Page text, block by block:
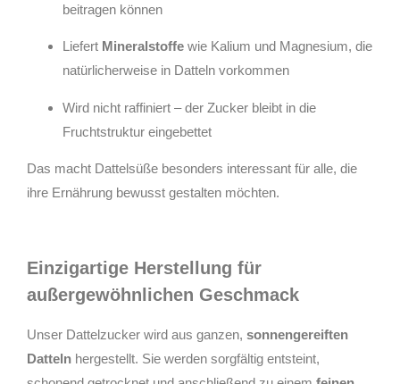
beitragen können
Liefert Mineralstoffe wie Kalium und Magnesium, die
natürlicherweise in Datteln vorkommen
Wird nicht raffiniert – der Zucker bleibt in die
Fruchtstruktur eingebettet
Das macht Dattelsüße besonders interessant für alle, die
ihre Ernährung bewusst gestalten möchten.
Einzigartige Herstellung für
außergewöhnlichen Geschmack
Unser Dattelzucker wird aus ganzen, sonnengereiften
Datteln hergestellt. Sie werden sorgfältig entsteint,